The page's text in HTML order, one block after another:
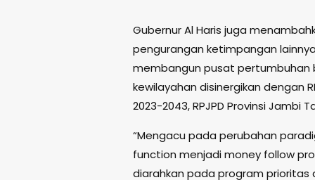
Gubernur Al Haris juga
pengurangan ketimpangan
membangun pusat pertumbuhan
kewilayahan disinergikan dengan
2023-2043, RPJPD Provinsi Jambi
“Mengacu pada perubahan
function menjadi money follow
diarahkan pada program